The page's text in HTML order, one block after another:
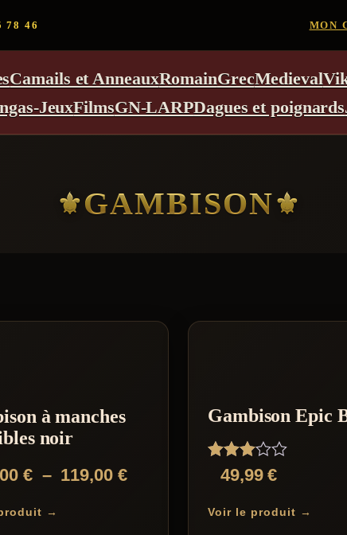
78 46 MON
Camails et AnneauxRomainGrecMedieval
JeuxFilmsGN-LARPDagues et poignards
GAMBISON
à manches
noir
€ – 119,00 €Plage
→
Gambison Epic
Note
3.00
49,99€
Voir le produit →